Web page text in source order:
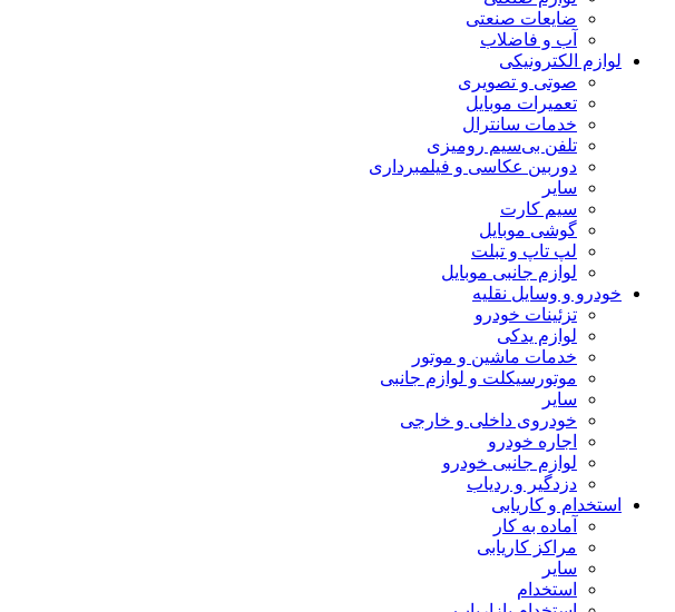
ضایعات صنعتی
آب و فاضلاب
لوازم الکترونیکی
صوتی و تصویری
تعمیرات موبایل
خدمات سانترال
تلفن بی‌سیم رومیزی
دوربین عکاسی و فیلمبرداری
سایر
سیم کارت
گوشی موبایل
لپ تاپ و تبلت
لوازم جانبی موبایل
خودرو و وسایل نقلیه
تزئینات خودرو
لوازم یدکی
خدمات ماشین و موتور
موتورسیکلت و لوازم جانبی
سایر
خودروی داخلی و خارجی
اجاره خودرو
لوازم جانبی خودرو
دزدگیر و ردیاب
استخدام و کاریابی
آماده به کار
مراکز کاریابی
سایر
استخدام